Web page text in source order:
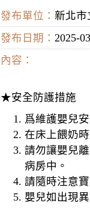
發布單位： 新北市
發布日期： 2025-
內容：
★安全防護措施
爲維護嬰兒
在床上餵奶
請勿讓嬰兒
病房中。
請隨時注意
嬰兒如出現